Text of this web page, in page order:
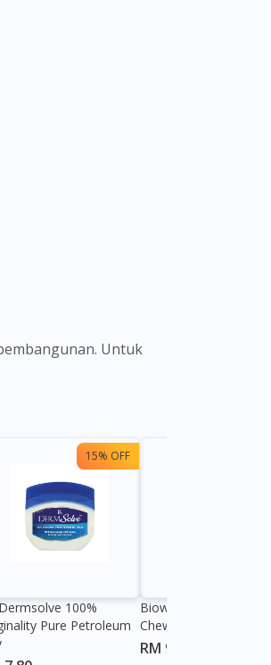
Untuk
15% OFF
100%
Pure Petroleum
Biowell Zeero 200mg
Chewable Tablet
RM 9.80